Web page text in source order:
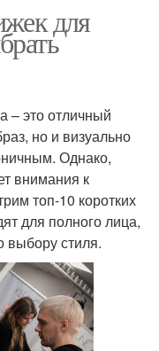
для
– это отличный
но и визуально
Однако,
внимания к
топ-10 коротких
для полного лица,
выбору стиля.